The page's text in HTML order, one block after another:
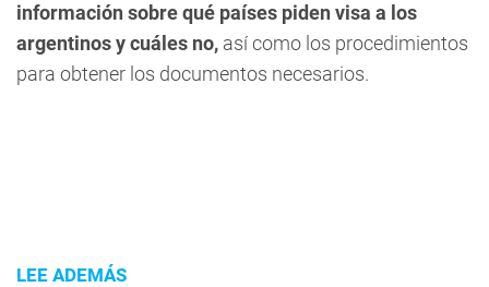
información sobre qué países piden visa a los
argentinos y cuáles no, así como los procedimientos
para obtener los documentos necesarios.
LEE ADEMÁS